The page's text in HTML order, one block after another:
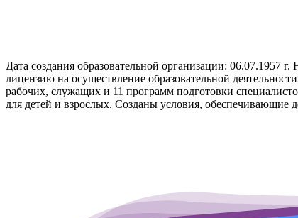
Дата создания образовательной организации: 06.07.1957
лицензию на осуществление образовательной
рабочих, служащих и 11 программ подготовки
для детей и взрослых. Созданы условия, обеспечивающие